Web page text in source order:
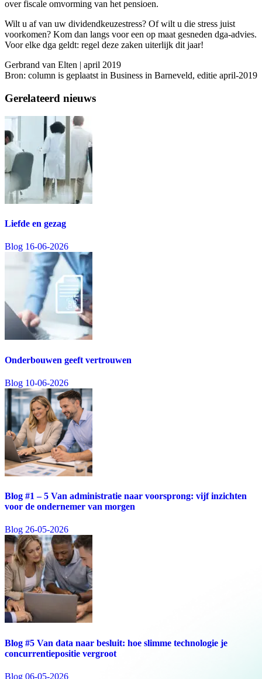
over fiscale omvorming van het pensioen.
Wilt u af van uw dividendkeuzestress? Of wilt u die stress juist
voorkomen? Kom dan langs voor een op maat gesneden dga-advies.
Voor elke dga geldt: regel deze zaken uiterlijk dit jaar!
Gerbrand van Elten | april 2019
Bron: column is geplaatst in Business in Barneveld, editie april-2019
Gerelateerd nieuws
Liefde en gezag
Blog 16-06-2026
Onderbouwen geeft vertrouwen
Blog 10-06-2026
Blog #1 – 5 Van administratie naar voorsprong: vijf inzichten
voor de ondernemer van morgen
Blog 26-05-2026
Blog #5 Van data naar besluit: hoe slimme technologie je
concurrentiepositie vergroot
Blog 06-05-2026